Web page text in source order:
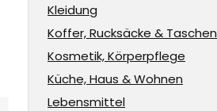
Kleidung
Koffer, Rucksäcke & Taschen
Kosmetik, Körperpflege
Küche, Haus & Wohnen
Lebensmittel